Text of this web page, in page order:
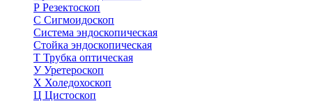
Р Резектоскоп
С Сигмоидоскоп
Система эндоскопическая
Стойка эндоскопическая
Т Трубка оптическая
УУретероскоп
Х Холедохоскоп
Ц Цистоскоп